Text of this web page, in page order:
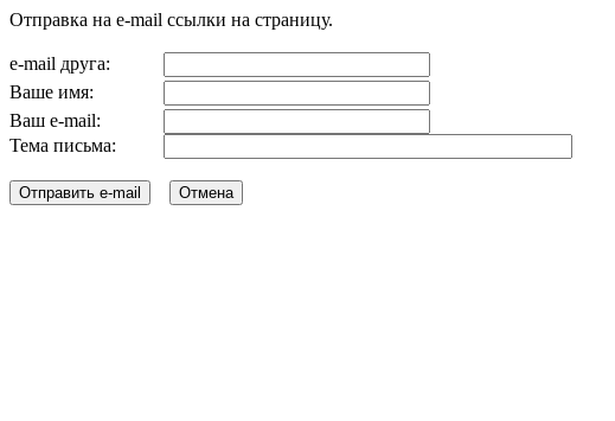
Отправка на e-mail ссылки на страницу.
e-mail друга:
Ваше имя:
Ваш e-mail:
Тема письма: